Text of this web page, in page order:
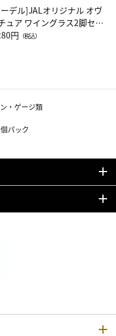
デル]JALオリジナル オヴ
ュア ワイングラス2脚セッ
レッドワイン）
円 （税込）
・ゲージ類
パック